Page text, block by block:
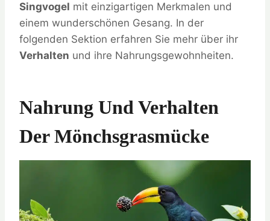
Singvogel mit einzigartigen Merkmalen und
einem wunderschönen Gesang. In der
folgenden Sektion erfahren Sie mehr über ihr
Verhalten und ihre Nahrungsgewohnheiten.
Nahrung Und Verhalten
Der Mönchsgrasmücke